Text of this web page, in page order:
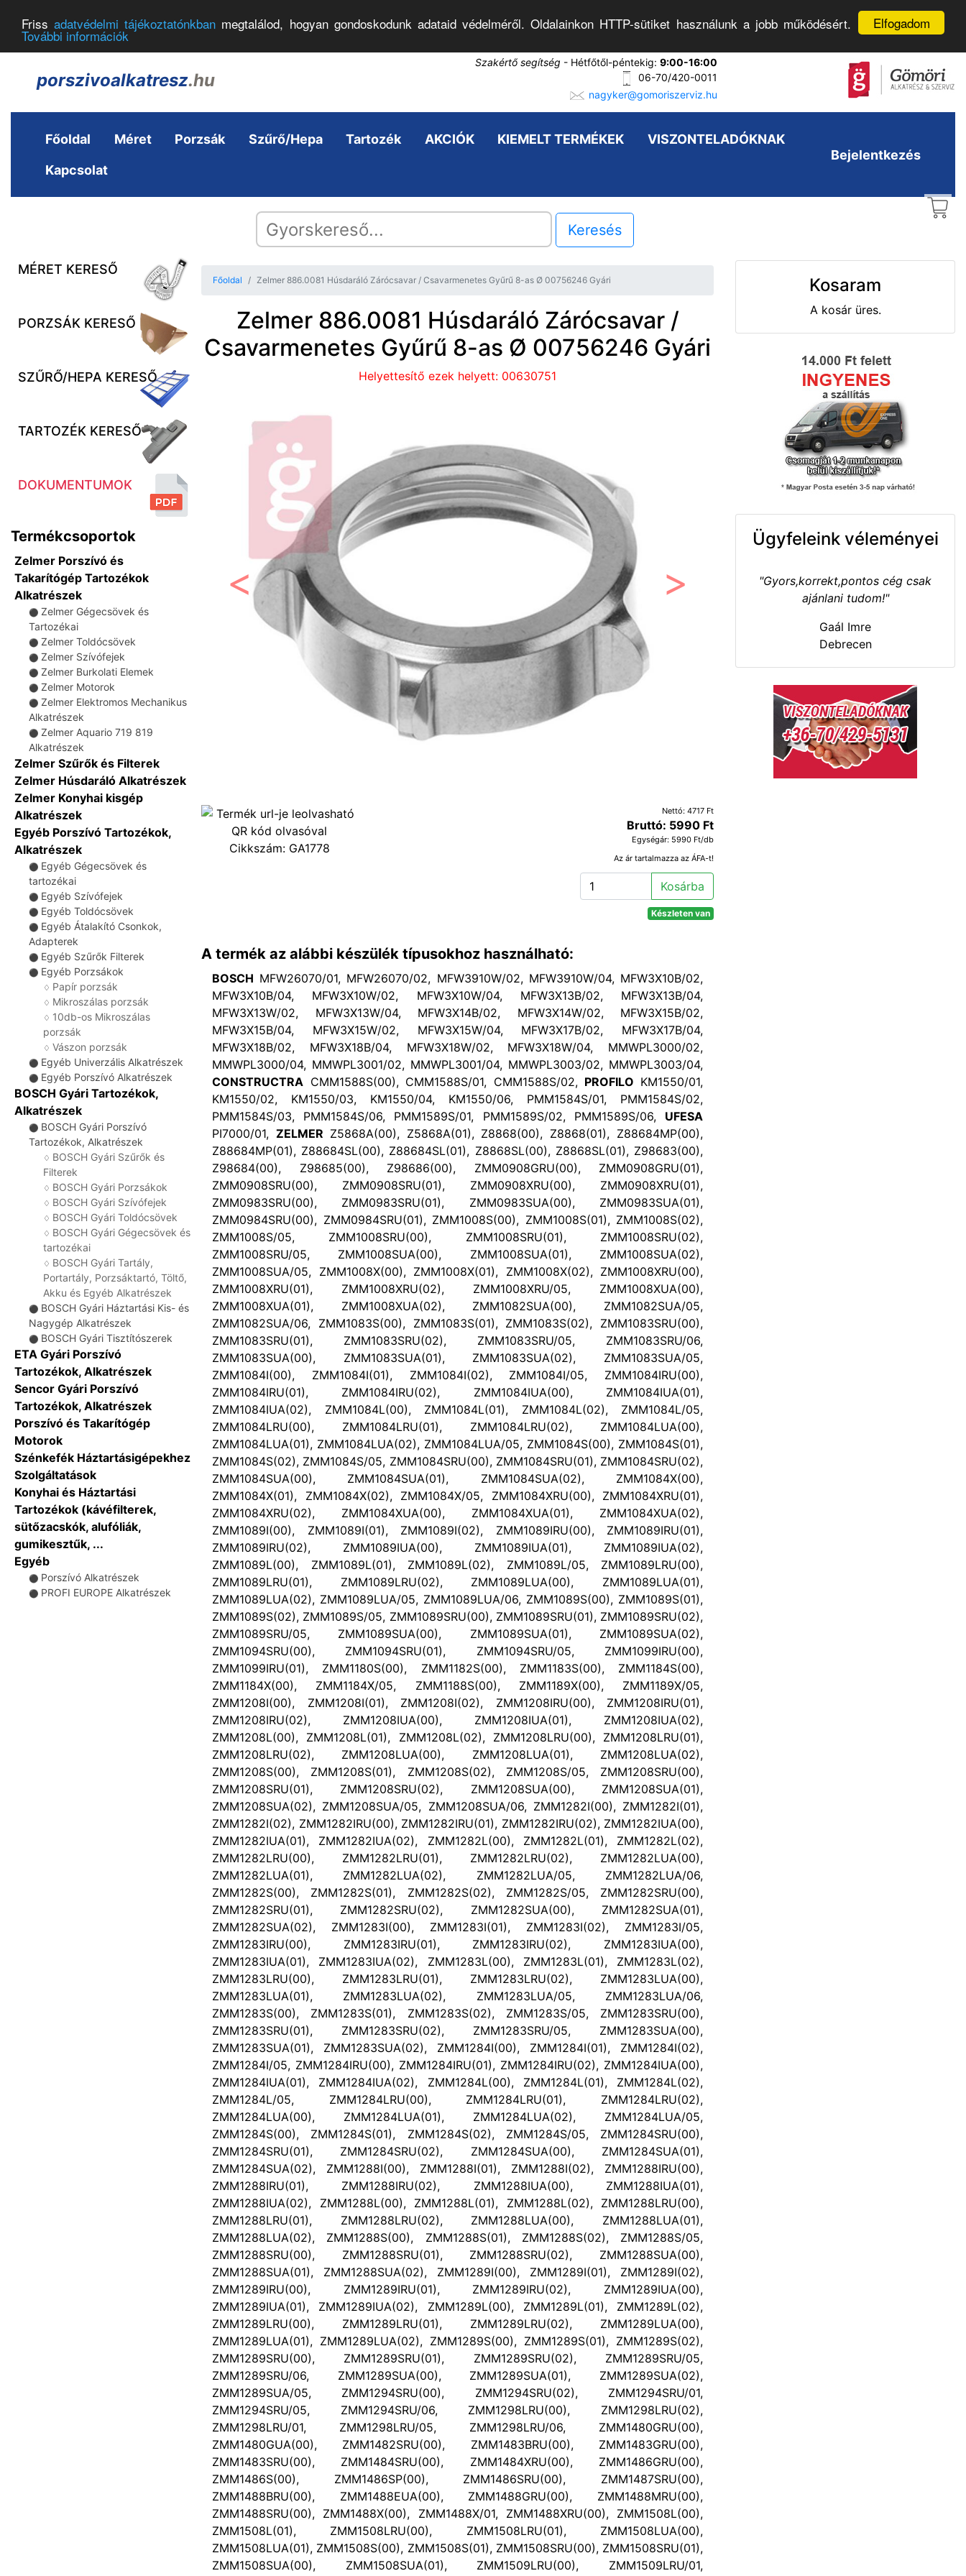
Elfogadom
Frissadatvédelmi tájékoztatónkban megtalálod, hogyan gondoskodunk adataid védelméről. Oldalainkon HTTP-sütiket használunk a jobb működésért.
További információk
porszivoalkatresz.hu
Szakértő segítség - Hétfőtől-péntekig: 9:00-16:00
06-70/420-0011
nagyker@gomoriszerviz.hu
Főoldal Méret Porzsák Szűrő/Hepa Tartozék AKCIÓK KIEMELT TERMÉKEK VISZONTELADÓKNAK
Kapcsolat
Bejelentkezés
Keresés
MÉRET KERESŐ
PORZSÁK KERESŐ
SZŰRŐ/HEPA KERESŐ
TARTOZÉK KERESŐ
DOKUMENTUMOK
Termékcsoportok
Zelmer Porszívó és
Takarítógép Tartozékok
Alkatrészek
⚫ Zelmer Gégecsövek és
Tartozékai
⚫ Zelmer Toldócsövek
⚫ Zelmer Szívófejek
⚫ Zelmer Burkolati Elemek
⚫ Zelmer Motorok
⚫ Zelmer Elektromos Mechanikus
Alkatrészek
⚫ Zelmer Aquario 719 819
Alkatrészek
Zelmer Szűrők és Filterek
Zelmer Húsdaráló Alkatrészek
Zelmer Konyhai kisgép
Alkatrészek
Egyéb Porszívó Tartozékok,
Alkatrészek
⚫ Egyéb Gégecsövek és
tartozékai
⚫ Egyéb Szívófejek
⚫ Egyéb Toldócsövek
⚫ Egyéb Átalakító Csonkok,
Adapterek
⚫ Egyéb Szűrők Filterek
⚫ Egyéb Porzsákok
♢ Papír porzsák
♢ Mikroszálas porzsák
♢ 10db-os Mikroszálas
porzsák
♢ Vászon porzsák
⚫ Egyéb Univerzális Alkatrészek
⚫ Egyéb Porszívó Alkatrészek
BOSCH Gyári Tartozékok,
Alkatrészek
⚫ BOSCH Gyári Porszívó
Tartozékok, Alkatrészek
♢ BOSCH Gyári Szűrők és
Filterek
♢ BOSCH Gyári Porzsákok
♢ BOSCH Gyári Szívófejek
♢ BOSCH Gyári Toldócsövek
♢ BOSCH Gyári Gégecsövek és
tartozékai
♢ BOSCH Gyári Tartály,
Portartály, Porzsáktartó, Töltő,
Akku és Egyéb Alkatrészek
⚫ BOSCH Gyári Háztartási Kis- és
Nagygép Alkatrészek
⚫ BOSCH Gyári Tisztítószerek
ETA Gyári Porszívó
Tartozékok, Alkatrészek
Sencor Gyári Porszívó
Tartozékok, Alkatrészek
Porszívó és Takarítógép
Motorok
Szénkefék Háztartásigépekhez
Szolgáltatások
Konyhai és Háztartási
Tartozékok (kávéfilterek,
sütőzacskók, alufóliák,
gumikesztűk, ...
Egyéb
⚫ Porszívó Alkatrészek
⚫ PROFI EUROPE Alkatrészek
Főoldal Zelmer 886.0081 Húsdaráló Zárócsavar / Csavarmenetes Gyűrű 8-as Ø 00756246 Gyári
Zelmer 886.0081 Húsdaráló Zárócsavar /
Csavarmenetes Gyűrű 8-as Ø 00756246 Gyári
Helyettesítő ezek helyett: 00630751
Előző
Cikkszám: GA1778
Nettó: 4717 Ft
Bruttó: 5990 Ft
Egységár: 5990 Ft/db
Az ár tartalmazza az ÁFA-t!
Kosárba
Készleten van
A termék az alábbi készülék típusokhoz használható:
BOSCH MFW26070/01, MFW26070/02, MFW3910W/02, MFW3910W/04, MFW3X10B/02,
MFW3X10B/04, MFW3X10W/02, MFW3X10W/04, MFW3X13B/02, MFW3X13B/04,
MFW3X13W/02, MFW3X13W/04, MFW3X14B/02, MFW3X14W/02, MFW3X15B/02,
MFW3X15B/04, MFW3X15W/02, MFW3X15W/04, MFW3X17B/02, MFW3X17B/04,
MFW3X18B/02, MFW3X18B/04, MFW3X18W/02, MFW3X18W/04, MMWPL3000/02,
MMWPL3000/04, MMWPL3001/02, MMWPL3001/04, MMWPL3003/02, MMWPL3003/04,
CONSTRUCTRA CMM1588S(00), CMM1588S/01, CMM1588S/02, PROFILO KM1550/01,
KM1550/02, KM1550/03, KM1550/04, KM1550/06, PMM1584S/01, PMM1584S/02,
PMM1584S/03, PMM1584S/06, PMM1589S/01, PMM1589S/02, PMM1589S/06, UFESA
PI7000/01, ZELMER Z5868A(00), Z5868A(01), Z8868(00), Z8868(01), Z88684MP(00),
Z88684MP(01), Z88684SL(00), Z88684SL(01), Z8868SL(00), Z8868SL(01), Z98683(00),
Z98684(00), Z98685(00), Z98686(00), ZMM0908GRU(00), ZMM0908GRU(01),
ZMM0908SRU(00), ZMM0908SRU(01), ZMM0908XRU(00), ZMM0908XRU(01),
ZMM0983SRU(00), ZMM0983SRU(01), ZMM0983SUA(00), ZMM0983SUA(01),
ZMM0984SRU(00), ZMM0984SRU(01), ZMM1008S(00), ZMM1008S(01), ZMM1008S(02),
ZMM1008S/05, ZMM1008SRU(00), ZMM1008SRU(01), ZMM1008SRU(02),
ZMM1008SRU/05, ZMM1008SUA(00), ZMM1008SUA(01), ZMM1008SUA(02),
ZMM1008SUA/05, ZMM1008X(00), ZMM1008X(01), ZMM1008X(02), ZMM1008XRU(00),
ZMM1008XRU(01), ZMM1008XRU(02), ZMM1008XRU/05, ZMM1008XUA(00),
ZMM1008XUA(01), ZMM1008XUA(02), ZMM1082SUA(00), ZMM1082SUA/05,
ZMM1082SUA/06, ZMM1083S(00), ZMM1083S(01), ZMM1083S(02), ZMM1083SRU(00),
ZMM1083SRU(01), ZMM1083SRU(02), ZMM1083SRU/05, ZMM1083SRU/06,
ZMM1083SUA(00), ZMM1083SUA(01), ZMM1083SUA(02), ZMM1083SUA/05,
ZMM1084I(00), ZMM1084I(01), ZMM1084I(02), ZMM1084I/05, ZMM1084IRU(00),
ZMM1084IRU(01), ZMM1084IRU(02), ZMM1084IUA(00), ZMM1084IUA(01),
ZMM1084IUA(02), ZMM1084L(00), ZMM1084L(01), ZMM1084L(02), ZMM1084L/05,
ZMM1084LRU(00), ZMM1084LRU(01), ZMM1084LRU(02), ZMM1084LUA(00),
ZMM1084LUA(01), ZMM1084LUA(02), ZMM1084LUA/05, ZMM1084S(00), ZMM1084S(01),
ZMM1084S(02), ZMM1084S/05, ZMM1084SRU(00), ZMM1084SRU(01), ZMM1084SRU(02),
ZMM1084SUA(00), ZMM1084SUA(01), ZMM1084SUA(02), ZMM1084X(00),
ZMM1084X(01), ZMM1084X(02), ZMM1084X/05, ZMM1084XRU(00), ZMM1084XRU(01),
ZMM1084XRU(02), ZMM1084XUA(00), ZMM1084XUA(01), ZMM1084XUA(02),
ZMM1089I(00), ZMM1089I(01), ZMM1089I(02), ZMM1089IRU(00), ZMM1089IRU(01),
ZMM1089IRU(02), ZMM1089IUA(00), ZMM1089IUA(01), ZMM1089IUA(02),
ZMM1089L(00), ZMM1089L(01), ZMM1089L(02), ZMM1089L/05, ZMM1089LRU(00),
ZMM1089LRU(01), ZMM1089LRU(02), ZMM1089LUA(00), ZMM1089LUA(01),
ZMM1089LUA(02), ZMM1089LUA/05, ZMM1089LUA/06, ZMM1089S(00), ZMM1089S(01),
ZMM1089S(02), ZMM1089S/05, ZMM1089SRU(00), ZMM1089SRU(01), ZMM1089SRU(02),
ZMM1089SRU/05, ZMM1089SUA(00), ZMM1089SUA(01), ZMM1089SUA(02),
ZMM1094SRU(00), ZMM1094SRU(01), ZMM1094SRU/05, ZMM1099IRU(00),
ZMM1099IRU(01), ZMM1180S(00), ZMM1182S(00), ZMM1183S(00), ZMM1184S(00),
ZMM1184X(00), ZMM1184X/05, ZMM1188S(00), ZMM1189X(00), ZMM1189X/05,
ZMM1208I(00), ZMM1208I(01), ZMM1208I(02), ZMM1208IRU(00), ZMM1208IRU(01),
ZMM1208IRU(02), ZMM1208IUA(00), ZMM1208IUA(01), ZMM1208IUA(02),
ZMM1208L(00), ZMM1208L(01), ZMM1208L(02), ZMM1208LRU(00), ZMM1208LRU(01),
ZMM1208LRU(02), ZMM1208LUA(00), ZMM1208LUA(01), ZMM1208LUA(02),
ZMM1208S(00), ZMM1208S(01), ZMM1208S(02), ZMM1208S/05, ZMM1208SRU(00),
ZMM1208SRU(01), ZMM1208SRU(02), ZMM1208SUA(00), ZMM1208SUA(01),
ZMM1208SUA(02), ZMM1208SUA/05, ZMM1208SUA/06, ZMM1282I(00), ZMM1282I(01),
ZMM1282I(02), ZMM1282IRU(00), ZMM1282IRU(01), ZMM1282IRU(02), ZMM1282IUA(00),
ZMM1282IUA(01), ZMM1282IUA(02), ZMM1282L(00), ZMM1282L(01), ZMM1282L(02),
ZMM1282LRU(00), ZMM1282LRU(01), ZMM1282LRU(02), ZMM1282LUA(00),
ZMM1282LUA(01), ZMM1282LUA(02), ZMM1282LUA/05, ZMM1282LUA/06,
ZMM1282S(00), ZMM1282S(01), ZMM1282S(02), ZMM1282S/05, ZMM1282SRU(00),
ZMM1282SRU(01), ZMM1282SRU(02), ZMM1282SUA(00), ZMM1282SUA(01),
ZMM1282SUA(02), ZMM1283I(00), ZMM1283I(01), ZMM1283I(02), ZMM1283I/05,
ZMM1283IRU(00), ZMM1283IRU(01), ZMM1283IRU(02), ZMM1283IUA(00),
ZMM1283IUA(01), ZMM1283IUA(02), ZMM1283L(00), ZMM1283L(01), ZMM1283L(02),
ZMM1283LRU(00), ZMM1283LRU(01), ZMM1283LRU(02), ZMM1283LUA(00),
ZMM1283LUA(01), ZMM1283LUA(02), ZMM1283LUA/05, ZMM1283LUA/06,
ZMM1283S(00), ZMM1283S(01), ZMM1283S(02), ZMM1283S/05, ZMM1283SRU(00),
ZMM1283SRU(01), ZMM1283SRU(02), ZMM1283SRU/05, ZMM1283SUA(00),
ZMM1283SUA(01), ZMM1283SUA(02), ZMM1284I(00), ZMM1284I(01), ZMM1284I(02),
ZMM1284I/05, ZMM1284IRU(00), ZMM1284IRU(01), ZMM1284IRU(02), ZMM1284IUA(00),
ZMM1284IUA(01), ZMM1284IUA(02), ZMM1284L(00), ZMM1284L(01), ZMM1284L(02),
ZMM1284L/05, ZMM1284LRU(00), ZMM1284LRU(01), ZMM1284LRU(02),
ZMM1284LUA(00), ZMM1284LUA(01), ZMM1284LUA(02), ZMM1284LUA/05,
ZMM1284S(00), ZMM1284S(01), ZMM1284S(02), ZMM1284S/05, ZMM1284SRU(00),
ZMM1284SRU(01), ZMM1284SRU(02), ZMM1284SUA(00), ZMM1284SUA(01),
ZMM1284SUA(02), ZMM1288I(00), ZMM1288I(01), ZMM1288I(02), ZMM1288IRU(00),
ZMM1288IRU(01), ZMM1288IRU(02), ZMM1288IUA(00), ZMM1288IUA(01),
ZMM1288IUA(02), ZMM1288L(00), ZMM1288L(01), ZMM1288L(02), ZMM1288LRU(00),
ZMM1288LRU(01), ZMM1288LRU(02), ZMM1288LUA(00), ZMM1288LUA(01),
ZMM1288LUA(02), ZMM1288S(00), ZMM1288S(01), ZMM1288S(02), ZMM1288S/05,
ZMM1288SRU(00), ZMM1288SRU(01), ZMM1288SRU(02), ZMM1288SUA(00),
ZMM1288SUA(01), ZMM1288SUA(02), ZMM1289I(00), ZMM1289I(01), ZMM1289I(02),
ZMM1289IRU(00), ZMM1289IRU(01), ZMM1289IRU(02), ZMM1289IUA(00),
ZMM1289IUA(01), ZMM1289IUA(02), ZMM1289L(00), ZMM1289L(01), ZMM1289L(02),
ZMM1289LRU(00), ZMM1289LRU(01), ZMM1289LRU(02), ZMM1289LUA(00),
ZMM1289LUA(01), ZMM1289LUA(02), ZMM1289S(00), ZMM1289S(01), ZMM1289S(02),
ZMM1289SRU(00), ZMM1289SRU(01), ZMM1289SRU(02), ZMM1289SRU/05,
ZMM1289SRU/06, ZMM1289SUA(00), ZMM1289SUA(01), ZMM1289SUA(02),
ZMM1289SUA/05, ZMM1294SRU(00), ZMM1294SRU(02), ZMM1294SRU/01,
ZMM1294SRU/05, ZMM1294SRU/06, ZMM1298LRU(00), ZMM1298LRU(02),
ZMM1298LRU/01, ZMM1298LRU/05, ZMM1298LRU/06, ZMM1480GRU(00),
ZMM1480GUA(00), ZMM1482SRU(00), ZMM1483BRU(00), ZMM1483GRU(00),
ZMM1483SRU(00), ZMM1484SRU(00), ZMM1484XRU(00), ZMM1486GRU(00),
ZMM1486S(00), ZMM1486SP(00), ZMM1486SRU(00), ZMM1487SRU(00),
ZMM1488BRU(00), ZMM1488EUA(00), ZMM1488GRU(00), ZMM1488MRU(00),
ZMM1488SRU(00), ZMM1488X(00), ZMM1488X/01, ZMM1488XRU(00), ZMM1508L(00),
ZMM1508L(01), ZMM1508LRU(00), ZMM1508LRU(01), ZMM1508LUA(00),
ZMM1508LUA(01), ZMM1508S(00), ZMM1508S(01), ZMM1508SRU(00), ZMM1508SRU(01),
ZMM1508SUA(00), ZMM1508SUA(01), ZMM1509LRU(00), ZMM1509LRU/01,
Kosaram
A kosár üres.
Ügyfeleink véleményei
"Gyors,korrekt,pontos cég csak
ajánlani tudom!"
Gaál Imre
Debrecen